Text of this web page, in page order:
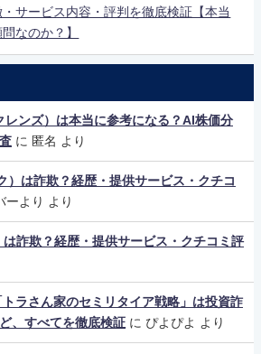
サービス内容・評判を徹底検証【本当
なのか？】
ンズ）は本当に参考になる？AI株価分
に 匿名 より
）は詐欺？経歴・提供サービス・クチコ
ーより より
詐欺？経歴・提供サービス・クチコミ評
ラさん家のセミリタイア戦略」は投資詐
、すべてを徹底検証 に ぴよぴよ より